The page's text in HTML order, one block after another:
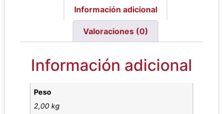
Información adicional
Valoraciones (0)
Información adicional
Peso
2,00 kg